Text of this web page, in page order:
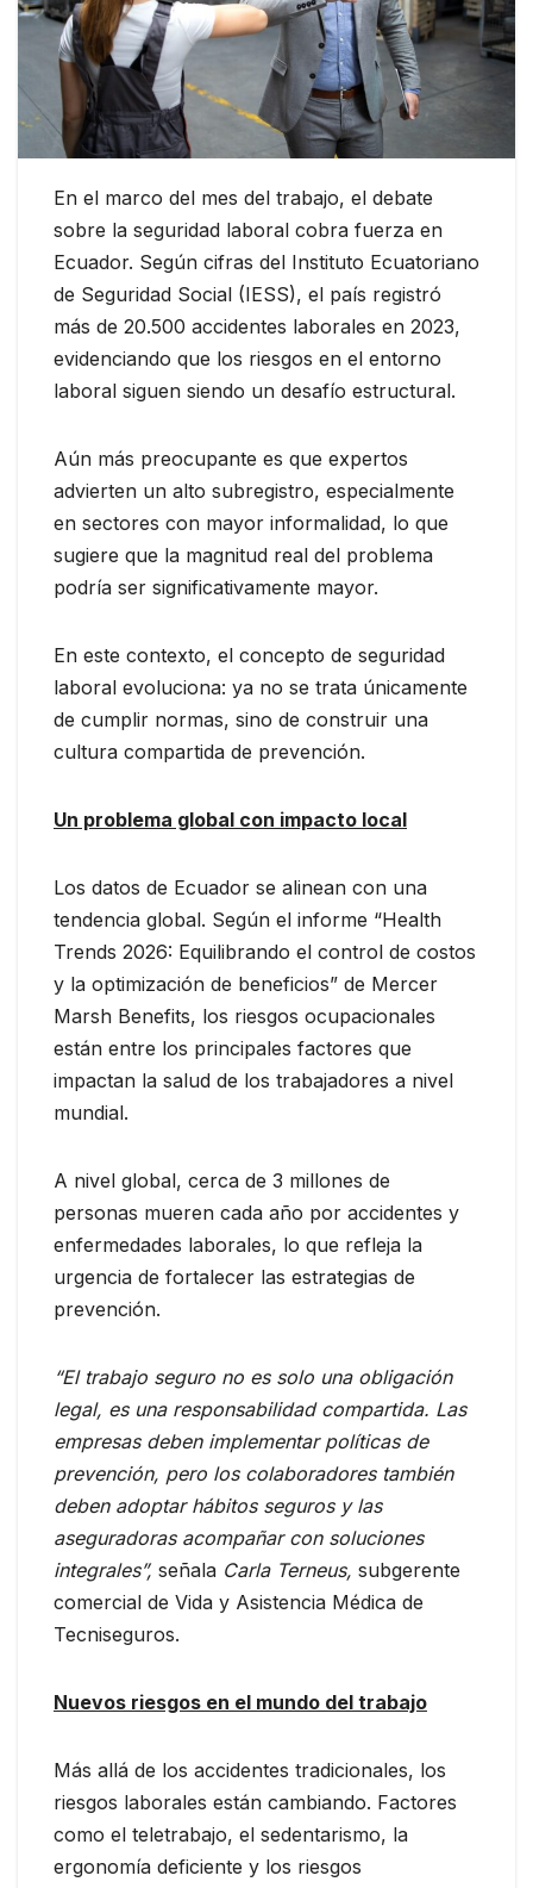
En el marco del mes del trabajo, el debate
sobre la seguridad laboral cobra fuerza en
Ecuador. Según cifras del Instituto Ecuatoriano
de Seguridad Social (IESS), el país registró
más de 20.500 accidentes laborales en 2023,
evidenciando que los riesgos en el entorno
laboral siguen siendo un desafío estructural.
Aún más preocupante es que expertos
advierten un alto subregistro, especialmente
en sectores con mayor informalidad, lo que
sugiere que la magnitud real del problema
podría ser significativamente mayor.
En este contexto, el concepto de seguridad
laboral evoluciona: ya no se trata únicamente
de cumplir normas, sino de construir una
cultura compartida de prevención.
Un problema global con impacto local
Los datos de Ecuador se alinean con una
tendencia global. Según el informe “Health
Trends 2026: Equilibrando el control de costos
y la optimización de beneficios” de Mercer
Marsh Benefits, los riesgos ocupacionales
están entre los principales factores que
impactan la salud de los trabajadores a nivel
mundial.
A nivel global, cerca de 3 millones de
personas mueren cada año por accidentes y
enfermedades laborales, lo que refleja la
urgencia de fortalecer las estrategias de
prevención.
“El trabajo seguro no es solo una obligación
legal, es una responsabilidad compartida. Las
empresas deben implementar políticas de
prevención, pero los colaboradores también
deben adoptar hábitos seguros y las
aseguradoras acompañar con soluciones
integrales”, señala Carla Terneus, subgerente
comercial de Vida y Asistencia Médica de
Tecniseguros.
Nuevos riesgos en el mundo del trabajo
Más allá de los accidentes tradicionales, los
riesgos laborales están cambiando. Factores
como el teletrabajo, el sedentarismo, la
ergonomía deficiente y los riesgos